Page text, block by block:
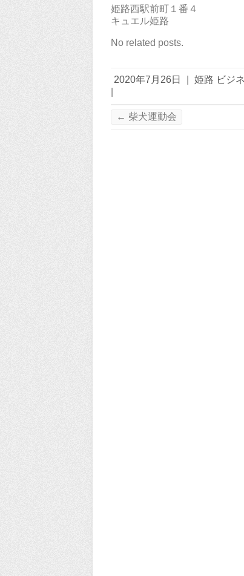
姫路西駅前町１番４
キュエル姫路
No related posts.
2020年7月26日
姫路 ビジ
← 柴犬運動会